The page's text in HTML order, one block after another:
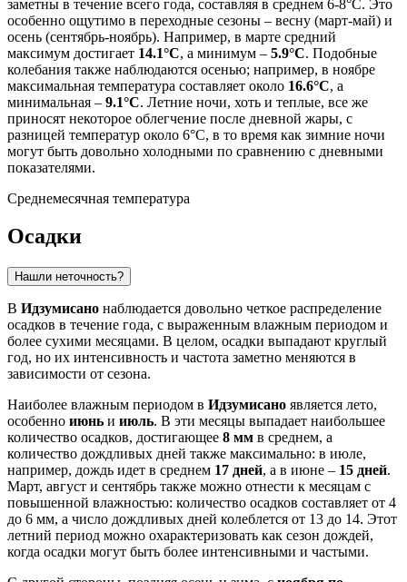
заметны в течение всего года, составляя в среднем 6-8°C. Это
особенно ощутимо в переходные сезоны – весну (март-май) и
осень (сентябрь-ноябрь). Например, в марте средний
максимум достигает 14.1°C, а минимум – 5.9°C. Подобные
колебания также наблюдаются осенью; например, в ноябре
максимальная температура составляет около 16.6°C, а
минимальная – 9.1°C. Летние ночи, хоть и теплые, все же
приносят некоторое облегчение после дневной жары, с
разницей температур около 6°C, в то время как зимние ночи
могут быть довольно холодными по сравнению с дневными
показателями.
Среднемесячная температура
Осадки
Нашли неточность?
В Идзумисано наблюдается довольно четкое распределение
осадков в течение года, с выраженным влажным периодом и
более сухими месяцами. В целом, осадки выпадают круглый
год, но их интенсивность и частота заметно меняются в
зависимости от сезона.
Наиболее влажным периодом в Идзумисано является лето,
особенно июнь и июль. В эти месяцы выпадает наибольшее
количество осадков, достигающее 8 мм в среднем, а
количество дождливых дней также максимально: в июле,
например, дождь идет в среднем 17 дней, а в июне – 15 дней.
Март, август и сентябрь также можно отнести к месяцам с
повышенной влажностью: количество осадков составляет от 4
до 6 мм, а число дождливых дней колеблется от 13 до 14. Этот
летний период можно охарактеризовать как сезон дождей,
когда осадки могут быть более интенсивными и частыми.